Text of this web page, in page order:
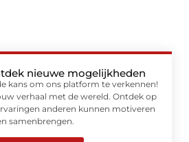
nieuwe mogelijkheden
kans om ons platform te verkennen!
verhaal met de wereld. Ontdek op
anderen kunnen motiveren
samenbrengen.